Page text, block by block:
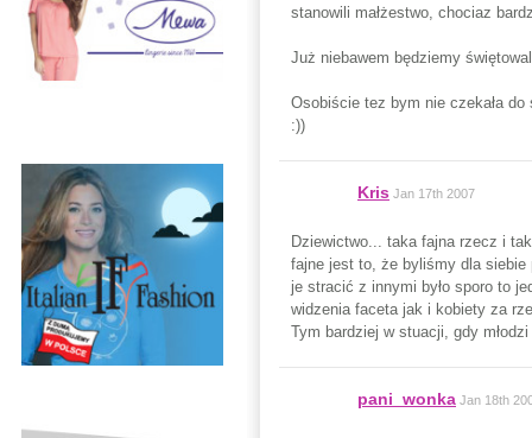
stanowili małżestwo, chociaz
Już niebawem będziemy
Osobiście tez bym nie czekała do
:))
Kris Jan 17th 2007
Dziewictwo... taka fajna rzecz i
fajne jest to, że byliśmy dla siebie
je stracić z innymi było sporo to
widzenia faceta jak i kobiety za
Tym bardziej w stuacji, gdy
pani_wonka Jan 18th